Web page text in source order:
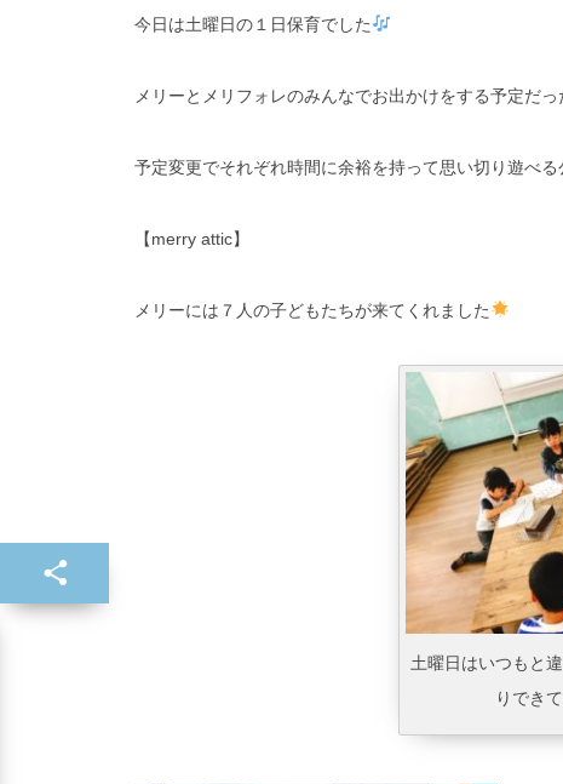
今日は土曜日の１日保育でした
メリーとメリフォレのみんなでお出かけをする予定だ
予定変更でそれぞれ時間に余裕を持って思い切り遊べる
【merry attic】
メリーには７人の子どもたちが来てくれました
土曜日はいつもと
りでき